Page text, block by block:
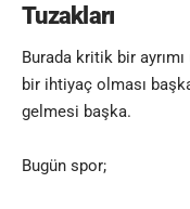
Tuzakları
Burada kritik bir
bir ihtiyaç olması
gelmesi başka.
Bugün spor;